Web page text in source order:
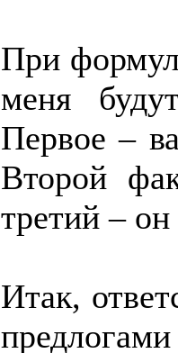
При
меня
Первое –
Второй
третий –
Итак,